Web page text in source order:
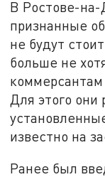
В Ростове-на-
признанные
не будут
больше не
коммерсантам
Для этого
известно на
Ранее был